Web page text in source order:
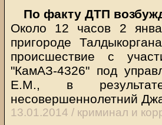
По факту ДТП
Около 12 часов 2
пригороде
происшествие с
"КамАЗ-4326" под
Е.М., в
несовершеннолетний
13.01.2014 / криминал и